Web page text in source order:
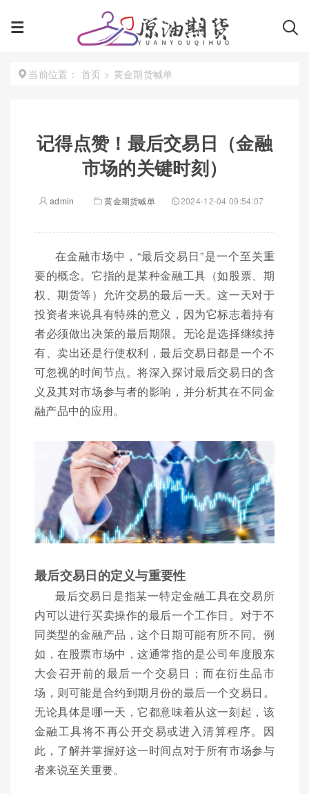
当前位置： 首页 > 黄金期货喊单
记得点赞！最后交易日（金融
市场的关键时刻）
admin 黄金期货喊单 2024-12-04 09:54:07
在金融市场中，“最后交易日”是一个至关重
要的概念。它指的是某种金融工具（如股票、期
权、期货等）允许交易的最后一天。这一天对于
投资者来说具有特殊的意义，因为它标志着持有
者必须做出决策的最后期限。无论是选择继续持
有、卖出还是行使权利，最后交易日都是一个不
可忽视的时间节点。将深入探讨最后交易日的含
义及其对市场参与者的影响，并分析其在不同金
融产品中的应用。
最后交易日的定义与重要性
最后交易日是指某一特定金融工具在交易所
内可以进行买卖操作的最后一个工作日。对于不
同类型的金融产品，这个日期可能有所不同。例
如，在股票市场中，这通常指的是公司年度股东
大会召开前的最后一个交易日；而在衍生品市
场，则可能是合约到期月份的最后一个交易日。
无论具体是哪一天，它都意味着从这一刻起，该
金融工具将不再公开交易或进入清算程序。因
此，了解并掌握好这一时间点对于所有市场参与
者来说至关重要。